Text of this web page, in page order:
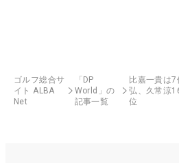
ゴルフ総合サ
イト ALBA
Net
「DP
World」の
記事一覧
比嘉一貴は
弘、久常涼
位